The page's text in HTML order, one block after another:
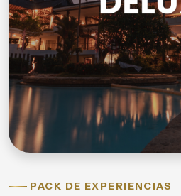
PACK DE EXPERIENCIAS